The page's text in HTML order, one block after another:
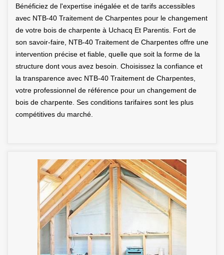
Bénéficiez de l'expertise inégalée et de tarifs accessibles
avec NTB-40 Traitement de Charpentes pour le changement
de votre bois de charpente à Uchacq Et Parentis. Fort de
son savoir-faire, NTB-40 Traitement de Charpentes offre une
intervention précise et fiable, quelle que soit la forme de la
structure dont vous avez besoin. Choisissez la confiance et
la transparence avec NTB-40 Traitement de Charpentes,
votre professionnel de référence pour un changement de
bois de charpente. Ses conditions tarifaires sont les plus
compétitives du marché.